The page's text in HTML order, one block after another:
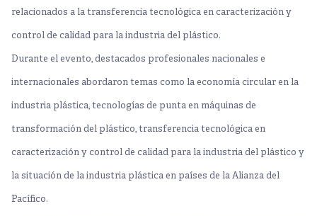
relacionados a la transferencia tecnológica en caracterización y
control de calidad para la industria del plástico.
Durante el evento, destacados profesionales nacionales e
internacionales abordaron temas como la economía circular en la
industria plástica, tecnologías de punta en máquinas de
transformación del plástico, transferencia tecnológica en
caracterización y control de calidad para la industria del plástico y
la situación de la industria plástica en países de la Alianza del
Pacífico.